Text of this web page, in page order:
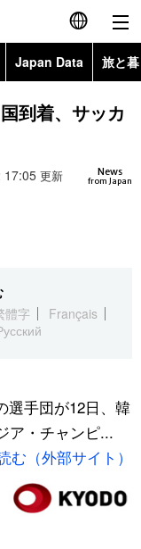
English
简体字
Русский
Japan Data 旅と
Topics
到着、サッカ
News
from Japan
17:05 更新
體字
Français
選手団が12日、韓
ア・チャンピ...
む（外部サイト）